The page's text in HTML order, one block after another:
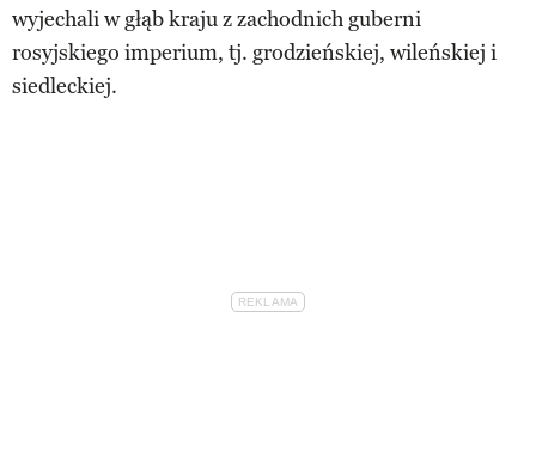
wyjechali w głąb kraju z zachodnich guberni
rosyjskiego imperium, tj. grodzieńskiej, wileńskiej i
siedleckiej.